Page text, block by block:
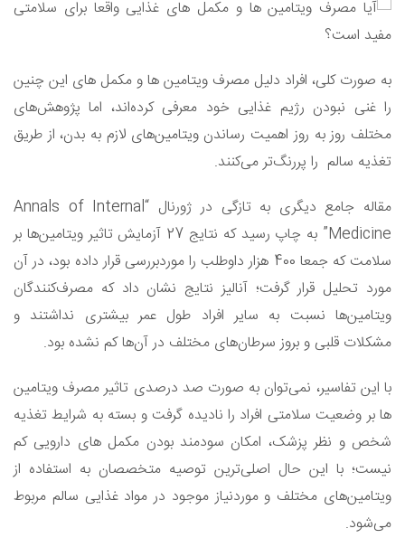
به صورت کلی، افراد دلیل مصرف ویتامین ها و مکمل های این چنین
را غنی نبودن رژیم غذایی خود معرفی کرده‌اند، اما پژوهش‌های
مختلف روز به روز اهمیت رساندن ویتامین‌های لازم به بدن،‌ از طریق
تغذیه سالم را پررنگ‌تر می‌کنند.
مقاله جامع دیگری به تازگی در ژورنال “Annals of Internal
Medicine” به چاپ رسید که نتایج 27 آزمایش تاثیر ویتامین‌ها بر
سلامت که جمعا 400 هزار داوطلب را موردبررسی قرار داده بود، در آن
مورد تحلیل قرار گرفت؛ آنالیز نتایج نشان داد که مصرف‌کنندگان
ویتامین‌ها نسبت به سایر افراد طول عمر بیشتری نداشتند و
مشکلات قلبی و بروز سرطان‌های مختلف در آن‌ها کم نشده بود.
با این تفاسیر، نمی‌توان به صورت صد درصدی تاثیر مصرف ویتامین
ها بر وضعیت سلامتی افراد را نادیده گرفت و بسته به شرایط تغذیه
شخص و نظر پزشک، امکان سودمند بودن مکمل های دارویی کم
نیست؛ با این حال اصلی‌ترین توصیه متخصصان به استفاده از
ویتامین‌های مختلف و موردنیاز موجود در مواد غذایی سالم مربوط
می‌شود.